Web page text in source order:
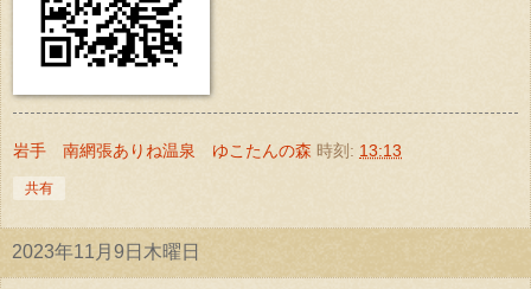
岩手 南網張ありね温泉 ゆこたんの森 時刻: 13:13
共有
2023年11月9日木曜日